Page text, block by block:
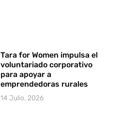
Tara for Women impulsa el
voluntariado corporativo
para apoyar a
emprendedoras rurales
14 Julio, 2026